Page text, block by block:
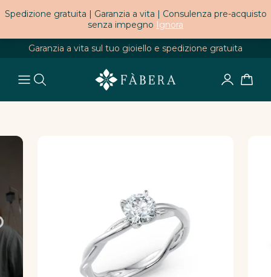
Spedizione gratuita | Garanzia a vita | Consulenza pre-acquisto
senza impegno Ignora
Garanzia a vita sul tuo gioiello e spedizione gratuita